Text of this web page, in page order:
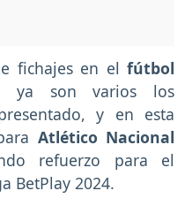
fichajes en el fútbol
ya son varios los
y en esta
Atlético Nacional
refuerzo para el
BetPlay 2024.